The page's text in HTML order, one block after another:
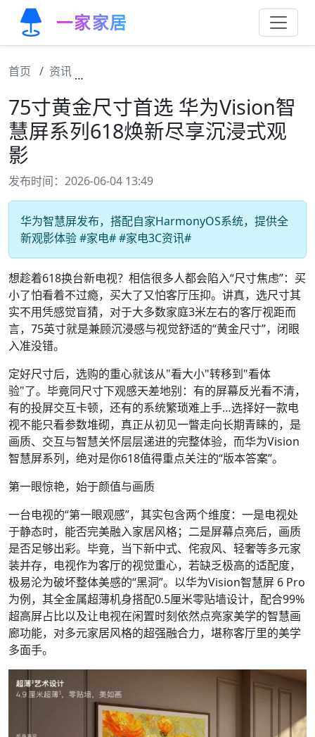
一家家居
首页 资讯
75寸黄金尺寸首选 华为Vision智
慧屏系列618焕新尽享沉浸式观
影
发布时间：2026-06-04 13:49
华为智慧屏发布，搭配自家HarmonyOS系统，提供全
新观影体验 #家电# #家电3C资讯#
想趁着618换台新电视？相信很多人都会陷入“尺寸焦虑”：买
小了怕看着不过瘾，买大了又怕客厅压抑。讲真，选尺寸其
实不用凭感觉盲猜，对于大多数家庭3米左右的客厅视距而
言，75英寸就是兼顾沉浸感与视觉舒适的“黄金尺寸”，闭眼
入准没错。
定好尺寸后，选购的重心就该从"看大小"转移到"看体
验"了。毕竟同尺寸下观感天差地别：有的屏幕反光看不清，
有的投屏交互卡顿，还有的系统繁琐难上手…选择好一款电
视不能只看参数堆砌，真正从初见一瞥走向长期青睐的，是
画质、交互与智慧关怀层层递进的完整体验，而华为Vision
智慧屏系列，绝对是你618值得重点关注的“版本答案”。
第一眼惊艳，始于颜值与画质
一台电视的“第一眼观感”，其实包含两个维度：一是电视处
于静态时，能否完美融入家居风格；二是屏幕点亮后，画质
是否足够出彩。毕竟，当下新中式、侘寂风、轻奢等多元家
装并存，电视作为客厅的视觉重心，若缺乏极高的适配度，
极易沦为破坏整体美感的“黑洞”。以华为Vision智慧屏 6 Pro
为例，其全金属超薄机身搭配0.5厘米零贴墙设计，配合99%
超高屏占比以及让电视在闲置时刻依然点亮家美学的智慧画
廊功能，对多元家居风格的超强融合力，堪称客厅里的美学
多面手。